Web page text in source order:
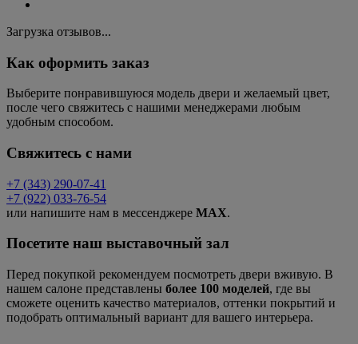
Загрузка отзывов...
Как оформить заказ
Выберите понравившуюся модель двери и желаемый цвет,
после чего свяжитесь с нашими менеджерами любым
удобным способом.
Свяжитесь с нами
+7 (343) 290-07-41
+7 (922) 033-76-54
или напишите нам в мессенджере MAX.
Посетите наш выставочный зал
Перед покупкой рекомендуем посмотреть двери вживую. В
нашем салоне представлены более 100 моделей, где вы
сможете оценить качество материалов, оттенки покрытий и
подобрать оптимальный вариант для вашего интерьера.